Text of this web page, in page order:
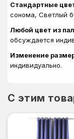
Стандартные
сонома, Светлый
Любой цвет из
обсуждается
Изменение
индивидуально.
C этим